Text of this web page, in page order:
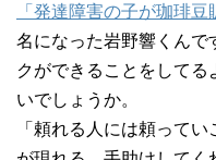
「発達障害の子が珈琲豆
名になった岩野響くんで
クができることをして
いでしょうか。
「頼れる人には頼って